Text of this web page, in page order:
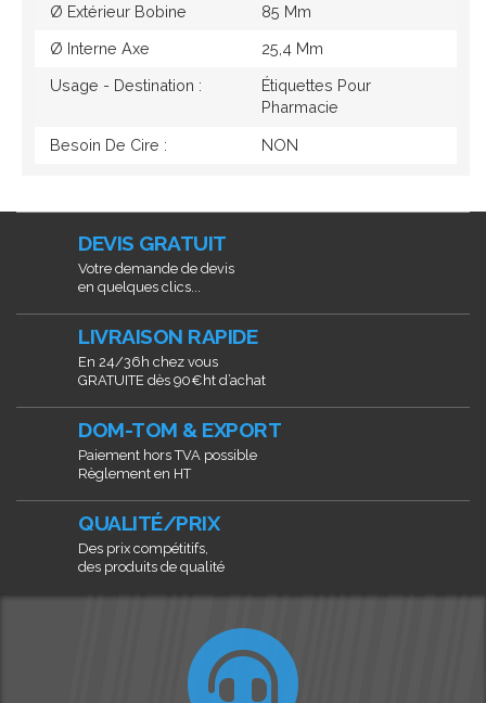
Ø Extérieur Bobine 85 Mm
Ø Interne Axe 25,4 Mm
Usage - Destination :
Étiquettes Pour
Pharmacie
Besoin De Cire : NON
DEVIS GRATUIT
Votre demande de devis
en quelques clics...
LIVRAISON RAPIDE
En 24/36h chez vous
GRATUITE dès 90€ht d’achat
DOM-TOM & EXPORT
Paiement hors TVA possible
Règlement en HT
QUALITÉ/PRIX
Des prix compétitifs,
des produits de qualité